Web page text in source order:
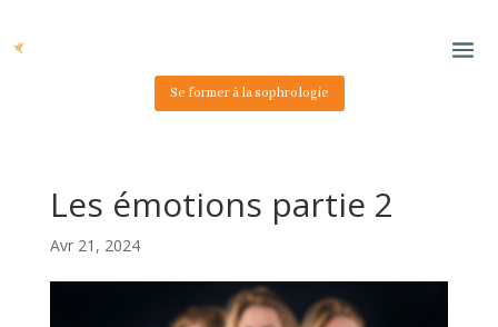
Se former à la sophrologie
Les émotions partie 2
Avr 21, 2024